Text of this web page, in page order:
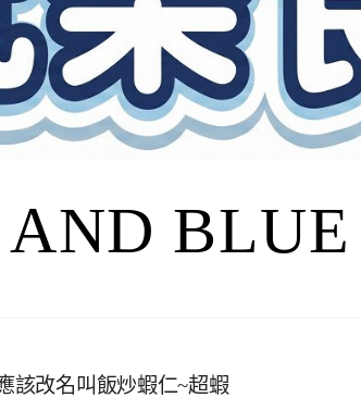
該改名叫飯炒蝦仁~超蝦